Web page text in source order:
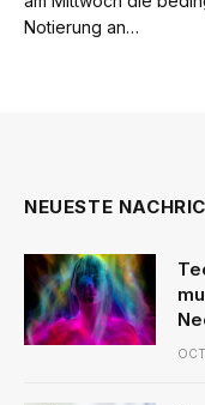
Notierung an…
NEUESTE